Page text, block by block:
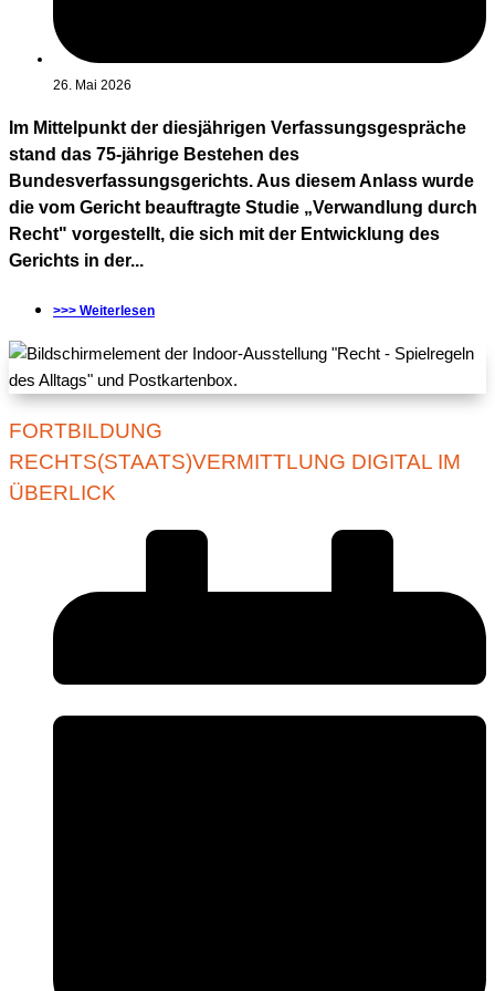
26. Mai 2026
Im Mittelpunkt der diesjährigen Verfassungsgespräche
stand das 75-jährige Bestehen des
Bundesverfassungsgerichts. Aus diesem Anlass wurde
die vom Gericht beauftragte Studie „Verwandlung durch
Recht" vorgestellt, die sich mit der Entwicklung des
Gerichts in der...
>>> Weiterlesen
FORTBILDUNG
RECHTS(STAATS)VERMITTLUNG DIGITAL IM
ÜBERLICK